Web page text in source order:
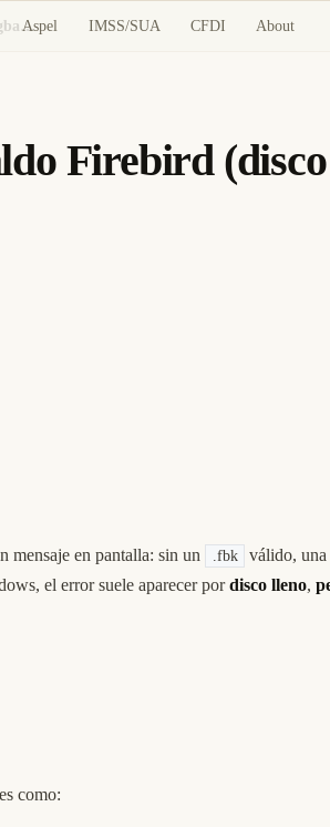
Aspel IMSS/SUA CFDI About
Aspel SAE: error al generar respaldo Firebird (disco lleno, gbak, permisos)
Firebird
mensaje en pantalla: sin un .fbk
válido, una
el error suele aparecer pordisco lleno,
como: